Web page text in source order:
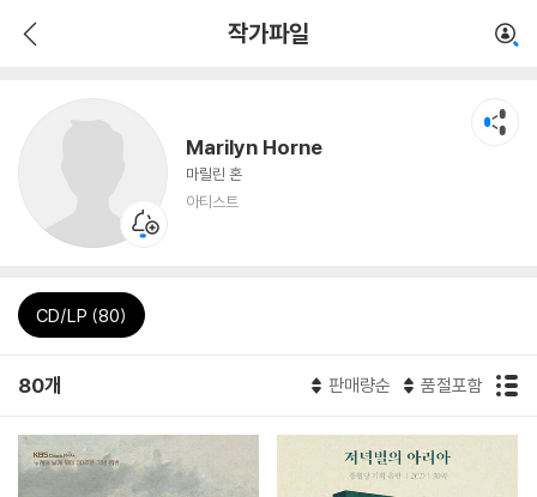
작가파일
Marilyn Horne
마릴린 혼
아티스트
CD/LP (80)
80개 판매량순 품절포함